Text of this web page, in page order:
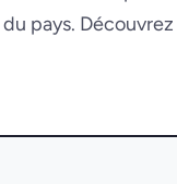
pays.